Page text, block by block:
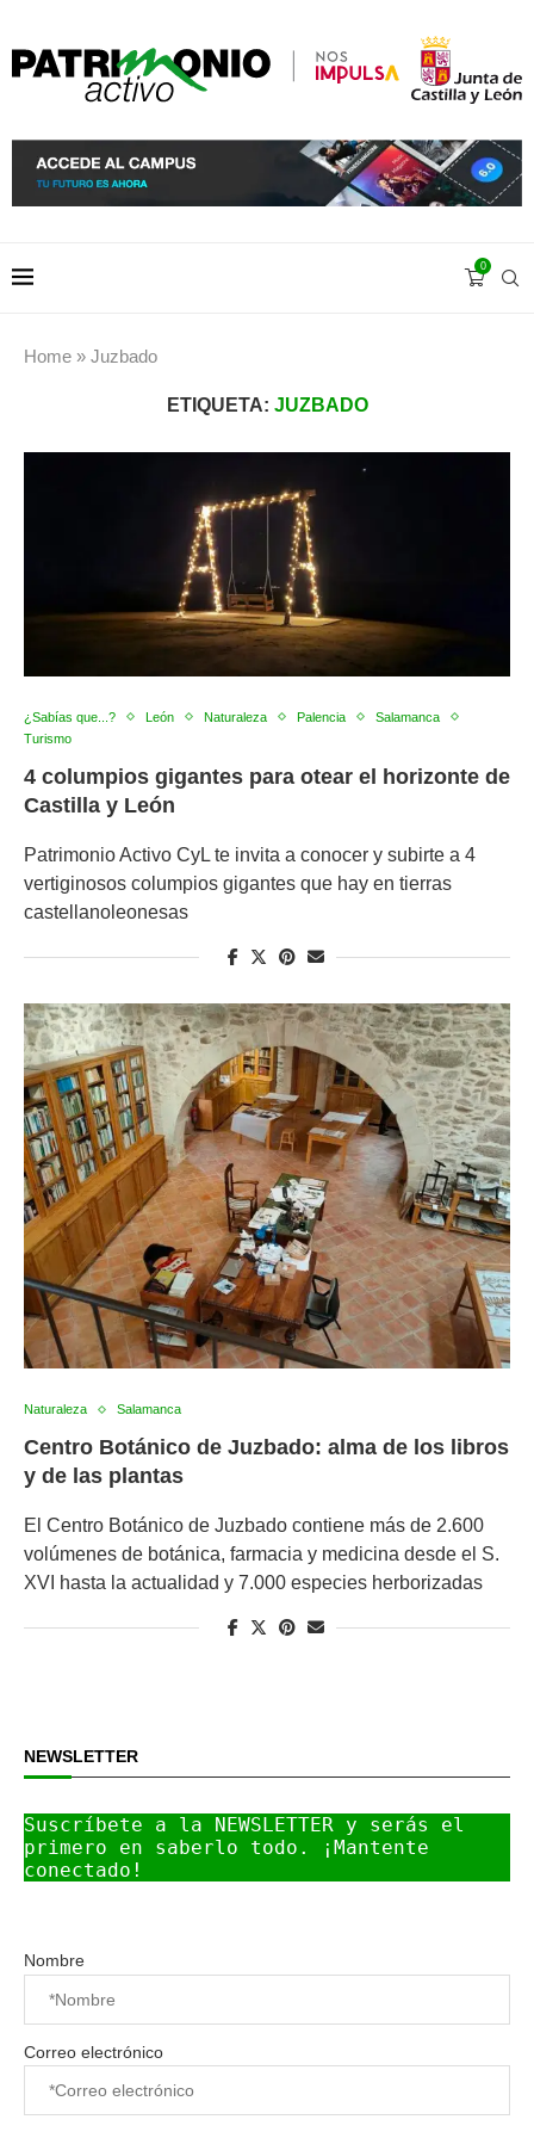
0
Home » Juzbado
ETIQUETA: JUZBADO
¿Sabías que...? León Naturaleza Palencia
Salamanca
Turismo
4 columpios gigantes para otear el horizonte de
Castilla y León
Patrimonio Activo CyL te invita a conocer y subirte a 4
vertiginosos columpios gigantes que hay en tierras
castellanoleonesas
Naturaleza Salamanca
Centro Botánico de Juzbado: alma de los libros
y de las plantas
El Centro Botánico de Juzbado contiene más de 2.600
volúmenes de botánica, farmacia y medicina desde el S.
XVI hasta la actualidad y 7.000 especies herborizadas
NEWSLETTER
Suscríbete a la NEWSLETTER y serás el
primero en saberlo todo. ¡Mantente
conectado!
Nombre
Correo electrónico